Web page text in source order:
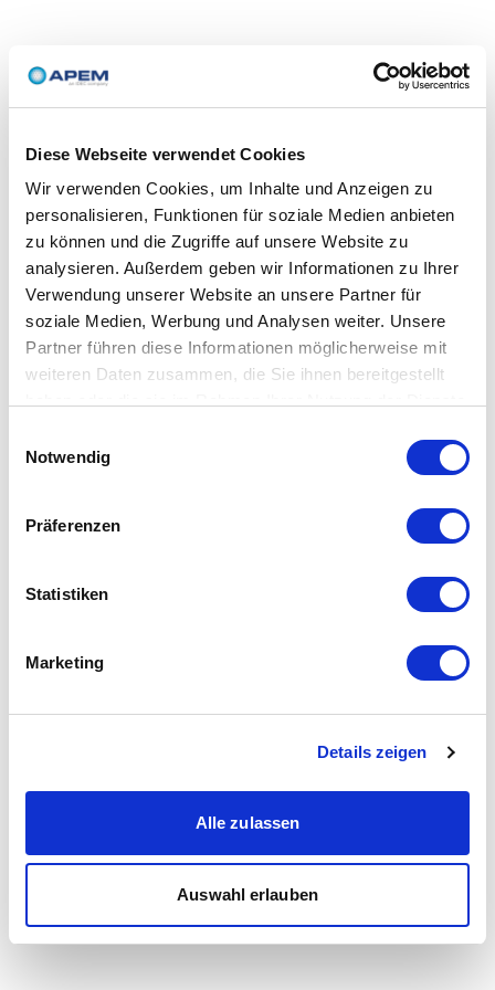
Diese Webseite verwendet Cookies
Wir verwenden Cookies, um Inhalte und Anzeigen zu
personalisieren, Funktionen für soziale Medien anbieten
zu können und die Zugriffe auf unsere Website zu
analysieren. Außerdem geben wir Informationen zu Ihrer
Verwendung unserer Website an unsere Partner für
soziale Medien, Werbung und Analysen weiter. Unsere
Partner führen diese Informationen möglicherweise mit
weiteren Daten zusammen, die Sie ihnen bereitgestellt
Notwendig
Präferenzen
Statistiken
Marketing
Details zeigen
Alle zulassen
Auswahl erlauben